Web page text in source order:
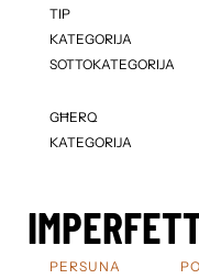
TIP
KATEGORIJA
SOTTOKATEGORIJA
GĦERQ
KATEGORIJA
PERSUNA